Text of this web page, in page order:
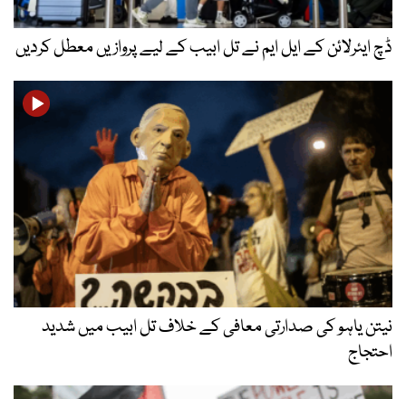
ڈچ ایئرلائن کے ایل ایم نے تل ابیب کے لیے پروازیں معطل کردیں
نیتن یاہو کی صدارتی معافی کے خلاف تل ابیب میں شدید
احتجاج